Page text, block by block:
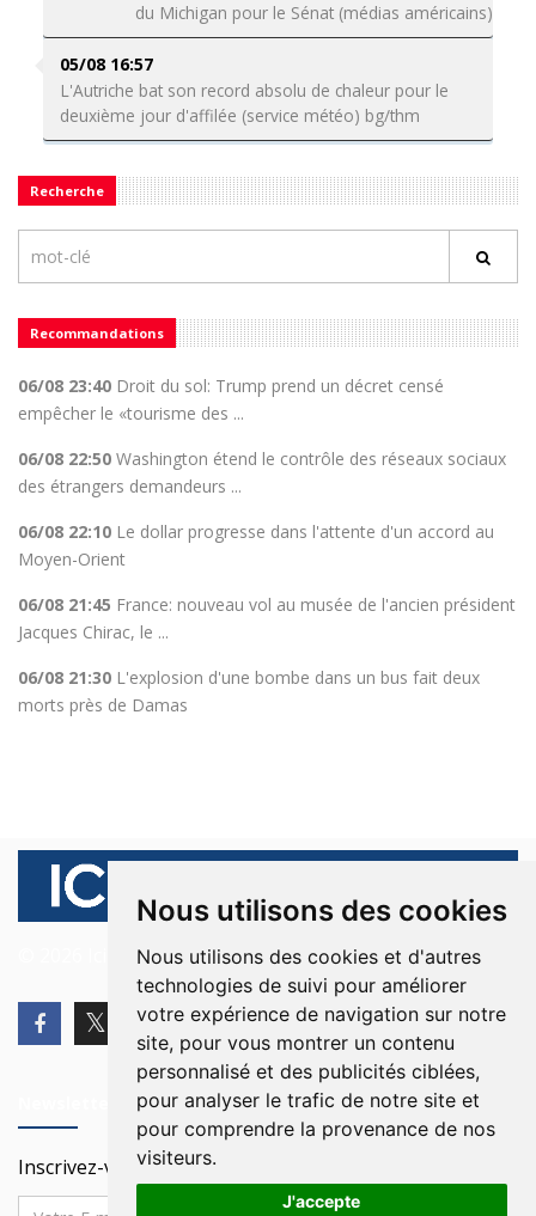
Nous utilisons des cookies
Nous utilisons des cookies et d'autres
technologies de suivi pour améliorer
votre expérience de navigation sur notre
site, pour vous montrer un contenu
personnalisé et des publicités ciblées,
pour analyser le trafic de notre site et
pour comprendre la provenance de nos
visiteurs.
J'accepte
du Michigan pour le Sénat (médias américains)
05/08 16:57
L'Autriche bat son record absolu de chaleur pour le
deuxième jour d'affilée (service météo) bg/thm
Recherche
Recommandations
06/08 23:40 Droit du sol: Trump prend un décret censé
empêcher le «tourisme des ...
06/08 22:50 Washington étend le contrôle des réseaux sociaux
des étrangers demandeurs ...
06/08 22:10 Le dollar progresse dans l'attente d'un accord au
Moyen-Orient
06/08 21:45 France: nouveau vol au musée de l'ancien président
Jacques Chirac, le ...
06/08 21:30 L'explosion d'une bombe dans un bus fait deux
morts près de Damas
© 2026 Ici Beyrouth. Tous les droits sont réservés.
Inscrivez-vous à notre Newsletter